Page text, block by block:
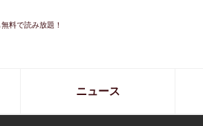
料で読み放題！
ニュース